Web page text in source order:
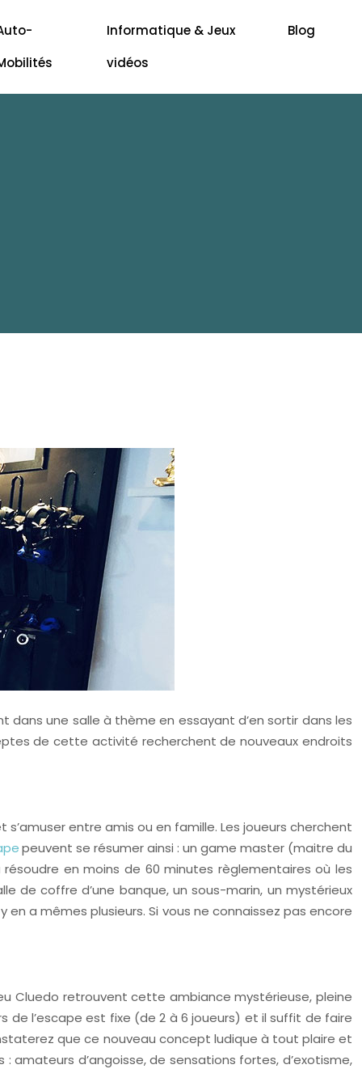
Informatique & Jeux
vidéos
Blog
dans une salle à thème en essayant d’en sortir dans les
de cette activité recherchent de nouveaux endroits
s’amuser entre amis ou en famille. Les joueurs cherchent
peuvent se résumer ainsi : un game master (maitre du
en moins de 60 minutes règlementaires où les
de coffre d’une banque, un sous-marin, un mystérieux
a mêmes plusieurs. Si vous ne connaissez pas encore
Cluedo retrouvent cette ambiance mystérieuse, pleine
de l’escape est fixe (de 2 à 6 joueurs) et il suffit de faire
que ce nouveau concept ludique à tout plaire et
d’angoisse, de sensations fortes, d’exotisme,